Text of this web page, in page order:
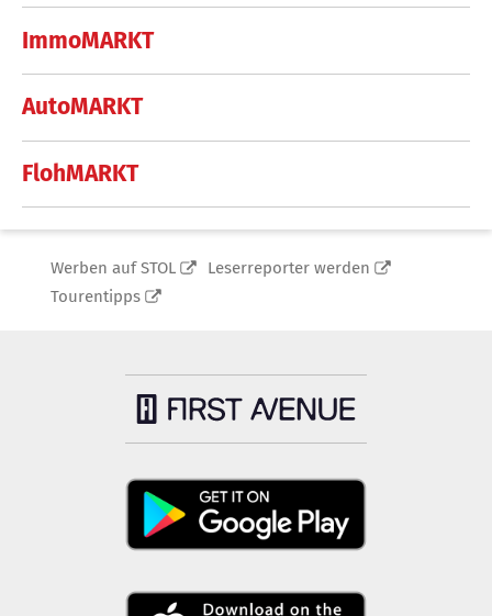
ImmoMARKT
AutoMARKT
FlohMARKT
Werben auf STOL
Leserreporter werden
Tourentipps